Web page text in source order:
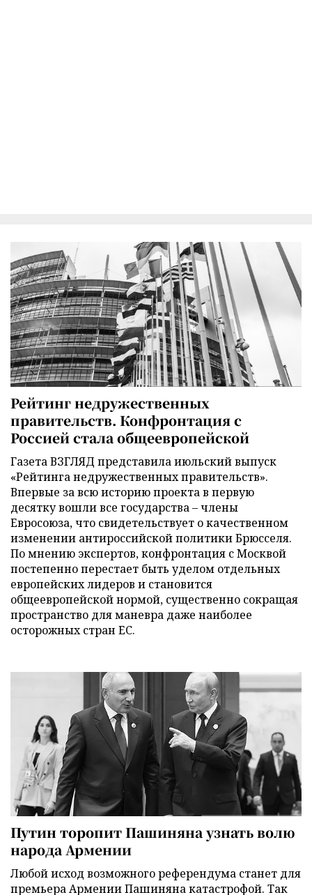
Рейтинг недружественных
правительств. Конфронтация с
Россией стала общеевропейской
Газета ВЗГЛЯД представила июльский выпуск
«Рейтинга недружественных правительств».
Впервые за всю историю проекта в первую
десятку вошли все государства – члены
Евросоюза, что свидетельствует о качественном
изменении антироссийской политики Брюсселя.
По мнению экспертов, конфронтация с Москвой
постепенно перестает быть уделом отдельных
европейских лидеров и становится
общеевропейской нормой, существенно сокращая
пространство для маневра даже наиболее
осторожных стран ЕС.
Путин торопит Пашиняна узнать волю
народа Армении
Любой исход возможного референдума станет для
премьера Армении Пашиняна катастрофой. Так